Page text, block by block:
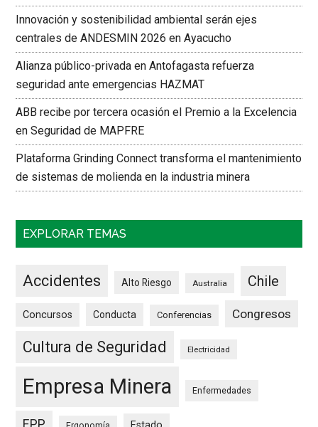
Innovación y sostenibilidad ambiental serán ejes
centrales de ANDESMIN 2026 en Ayacucho
Alianza público-privada en Antofagasta refuerza
seguridad ante emergencias HAZMAT
ABB recibe por tercera ocasión el Premio a la Excelencia
en Seguridad de MAPFRE
Plataforma Grinding Connect transforma el mantenimiento
de sistemas de molienda en la industria minera
EXPLORAR TEMAS
Accidentes Alto Riesgo Australia Chile
Concursos Conducta Conferencias Congresos
Cultura de Seguridad Electricidad
Empresa Minera Enfermedades